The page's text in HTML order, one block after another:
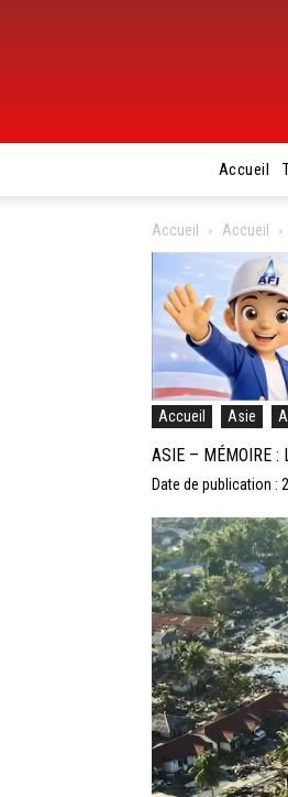
Accueil
Accueil Accueil
Accueil Asie
ASIE – MÉMOIRE
Date de publication :